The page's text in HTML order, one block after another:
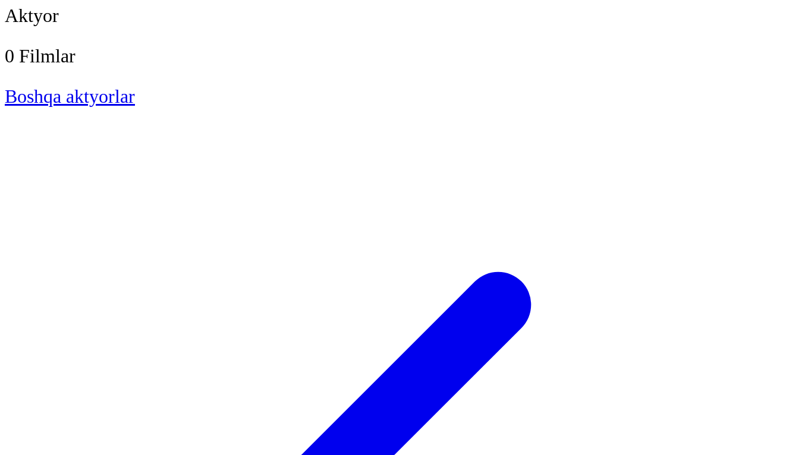
Aktyor
0 Filmlar
Boshqa aktyorlar